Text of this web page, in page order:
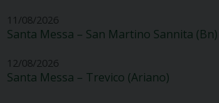
11/08/2026
Santa Messa – San Martino Sannita (Bn)
12/08/2026
Santa Messa – Trevico (Ariano)